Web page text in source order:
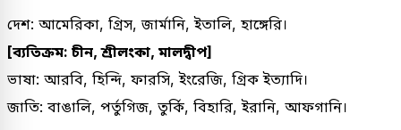
দেশ: আমেরিকা, গ্রিস, জার্মানি, ইতালি, হাঙ্গেরি।
[ব্যতিক্রম: চীন, শ্রীলংকা, মালদ্বীপ]
ভাষা: আরবি, হিন্দি, ফারসি, ইংরেজি, গ্রিক ইত্যাদি।
জাতি: বাঙালি, পর্তুগিজ, তুর্কি, বিহারি, ইরানি, আফগানি।